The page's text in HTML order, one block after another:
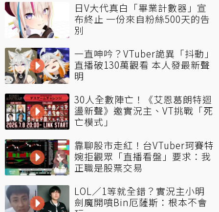
日V大代真白「畢業計數器」宣
布終止 一份來自粉絲500天的告
別
一直呻吟？VTuber詭異「抖動」
直播破130萬觀看 本人發最新聲
明
30人全數陣亡！《艾恩葛朗特迴
盪新聲》邀實況主、VT挑戰「死
亡模式」
靠聊股市走紅！台VTuber珂賽特
婉拒觀眾「直播看盤」要求：我
正職是股票交易
LOL／1等就全錯？實況主小明
劍魔開噴Bin厄薩斯：根本不會